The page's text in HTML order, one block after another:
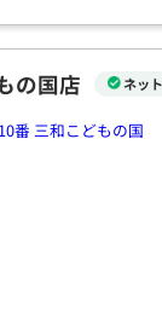
の国店 ネッ